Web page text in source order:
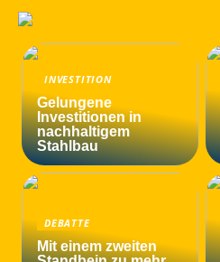
INVESTITION
Gelungene
Investitionen in
nachhaltigem
Stahlbau
DEBATTE
Mit einem zweiten